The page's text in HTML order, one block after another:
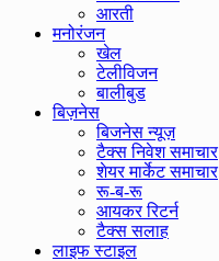
आरती
मनोरंजन
खेल
टेलीविजन
बालीबुड
बिज़नेस
बिजनेस न्यूज़
टैक्स निवेश समाचार
शेयर मार्केट समाचार
रू-ब-रू
आयकर रिटर्न
टैक्स सलाह
लाइफ स्टाइल